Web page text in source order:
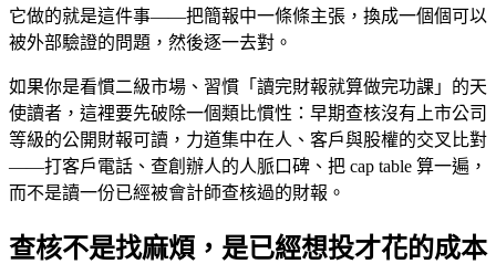
它做的就是這件事——把簡報中一條條主張，換成一個個可以
被外部驗證的問題，然後逐一去對。
如果你是看慣二級市場、習慣「讀完財報就算做完功課」的天
使讀者，這裡要先破除一個類比慣性：早期查核沒有上市公司
等級的公開財報可讀，力道集中在人、客戶與股權的交叉比對
——打客戶電話、查創辦人的人脈口碑、把 cap table 算一遍，
而不是讀一份已經被會計師查核過的財報。
查核不是找麻煩，是已經想投才花的成本